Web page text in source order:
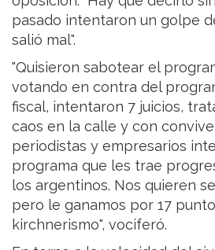
pasado intentaron un golpe
salió mal".
"Quisieron sabotear el
votando en contra del
fiscal, intentaron 7 juicios,
caos en la calle y con
periodistas y empresarios
programa que les trae
los argentinos. Nos quieren
pero le ganamos por 17
kirchnerismo", vociferó.